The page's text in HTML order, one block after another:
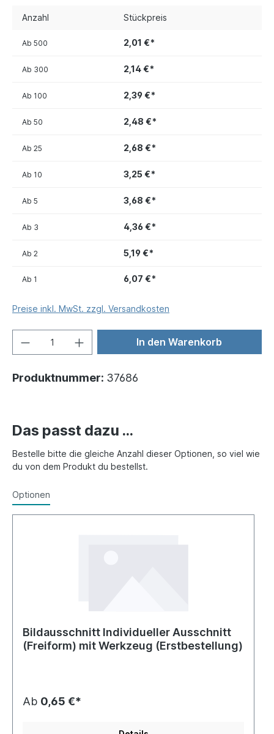
Anzahl Stückpreis
Ab 1 6,07 €*
Ab 2 5,19 €*
Ab 3 4,36 €*
Ab 5 3,68 €*
Ab 10 3,25 €*
Ab 25 2,68 €*
Ab 50 2,48 €*
Ab 100 2,39 €*
Ab 300 2,14 €*
Ab 500 2,01 €*
Preise inkl. MwSt. zzgl. Versandkosten
In den Warenkorb
Produktnummer: 37686
Das passt dazu ...
Bestelle bitte die gleiche Anzahl dieser Optionen, so viel wie
du von dem Produkt du bestellst.
Optionen
Bildausschnitt Individueller Ausschnitt
(Freiform) mit Werkzeug (Erstbestellung)
Ab 0,65 €*